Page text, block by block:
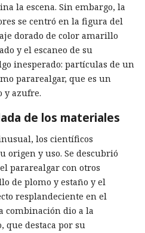
la escena. Sin embargo, la
se centró en la figura del
dorado de color amarillo
y el escaneo de su
inesperado: partículas de un
pararealgar, que es un
y azufre.
de los materiales
los científicos
origen y uso. Se descubrió
pararealgar con otros
de plomo y estaño y el
resplandeciente en el
combinación dio a la
destaca por su